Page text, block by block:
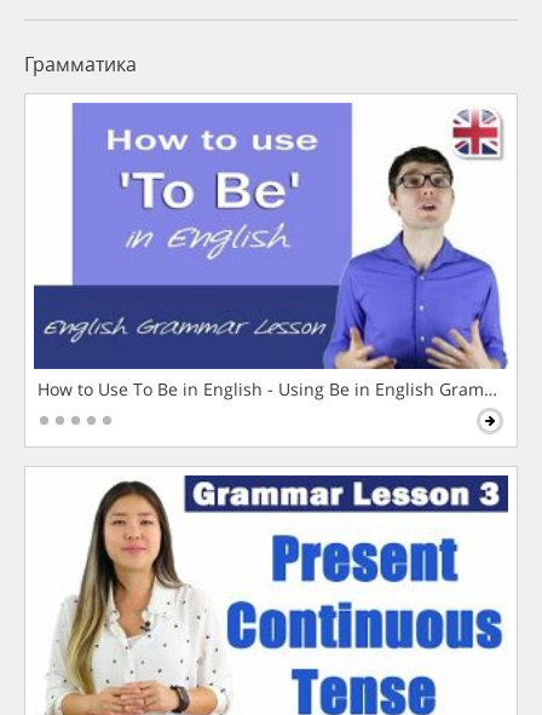
Грамматика
How to Use To Be in English - Using Be in English Grammar